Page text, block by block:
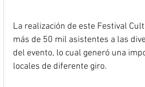
La realización de este Festival
más de 50 mil asistentes a las
del evento, lo cual generó una
locales de diferente giro.